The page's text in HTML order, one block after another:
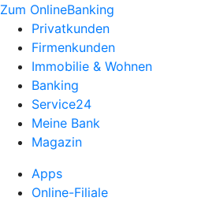
Zum OnlineBanking
Privatkunden
Firmenkunden
Immobilie & Wohnen
Banking
Service24
Meine Bank
Magazin
Apps
Online-Filiale